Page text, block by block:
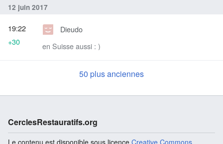
12 juin 2017
Dieudo
en Suisse aussi : )
19:22
+30
50 plus anciennes
CerclesRestauratifs.org